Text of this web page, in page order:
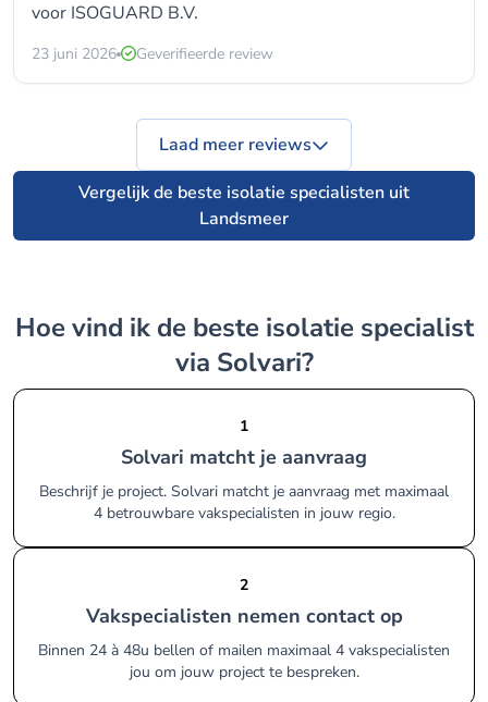
voor ISOGUARD B.V.
23 juni 2026 Geverifieerde review
Vergelijk de beste isolatie specialisten uit
Landsmeer
Laad meer reviews
Hoe vind ik de beste isolatie specialist
via Solvari?
1
Solvari matcht je aanvraag
Beschrijf je project. Solvari matcht je aanvraag met maximaal
4 betrouwbare vakspecialisten in jouw regio.
2
Vakspecialisten nemen contact op
Binnen 24 à 48u bellen of mailen maximaal 4 vakspecialisten
jou om jouw project te bespreken.